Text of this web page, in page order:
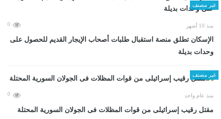
غير مصنف
منذ 10 أشهر 0
الإسكان تطلق منصة استقبال طلبات أصحاب الإيجار القديم للحصول على
وحدات بديلة
غير مصنف
منذ عام واحد 0
مقتل رقيب إسرائيلى من قوات المظلات فى الجولان السورية المحتلة